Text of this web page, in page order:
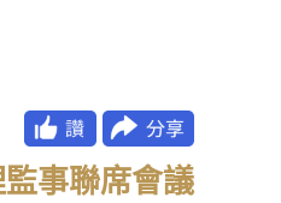
事聯席會議